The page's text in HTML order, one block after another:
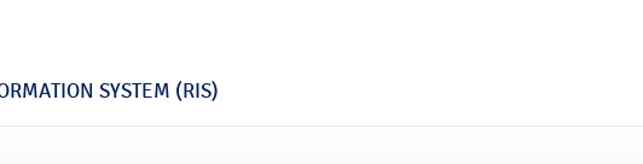
SYSTEM (RIS)